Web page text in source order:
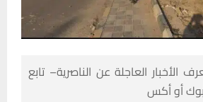
العاجلة عن الناصرية– تابع
أو أكس